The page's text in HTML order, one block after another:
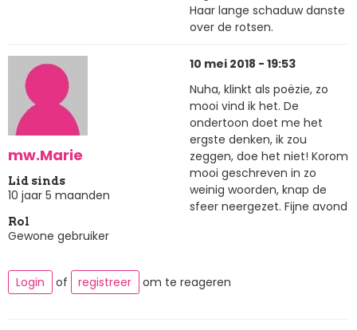
Haar lange schaduw danste
over de rotsen.
mw.Marie
Lid sinds
10 jaar 5 maanden
Rol
Gewone gebruiker
10 mei 2018 - 19:53
Nuha, klinkt als poëzie, zo
mooi vind ik het. De
ondertoon doet me het
ergste denken, ik zou
zeggen, doe het niet! Korom
mooi geschreven in zo
weinig woorden, knap de
sfeer neergezet. Fijne avond
Login of registreer om te reageren